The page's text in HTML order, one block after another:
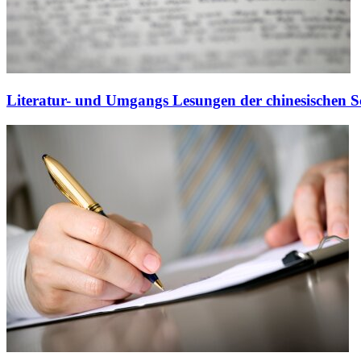
Literatur- und Umgangs Lesungen der chinesischen